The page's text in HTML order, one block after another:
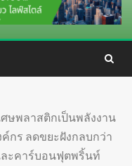
ษพลาสติกเป็นพลังงาน
กร ลดขยะฝังกลบกว่า
ะคาร์บอนฟุตพริ้นท์